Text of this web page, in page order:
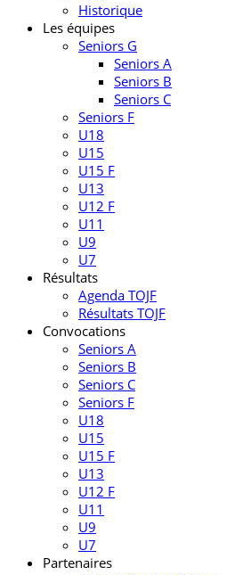
Historique
Les équipes
Seniors G
Seniors A
Seniors B
Seniors C
Seniors F
U18
U15
U15 F
U13
U12 F
U11
U9
U7
Résultats
Agenda TOJF
Résultats TOJF
Convocations
Seniors A
Seniors B
Seniors C
Seniors F
U18
U15
U15 F
U13
U12 F
U11
U9
U7
Partenaires